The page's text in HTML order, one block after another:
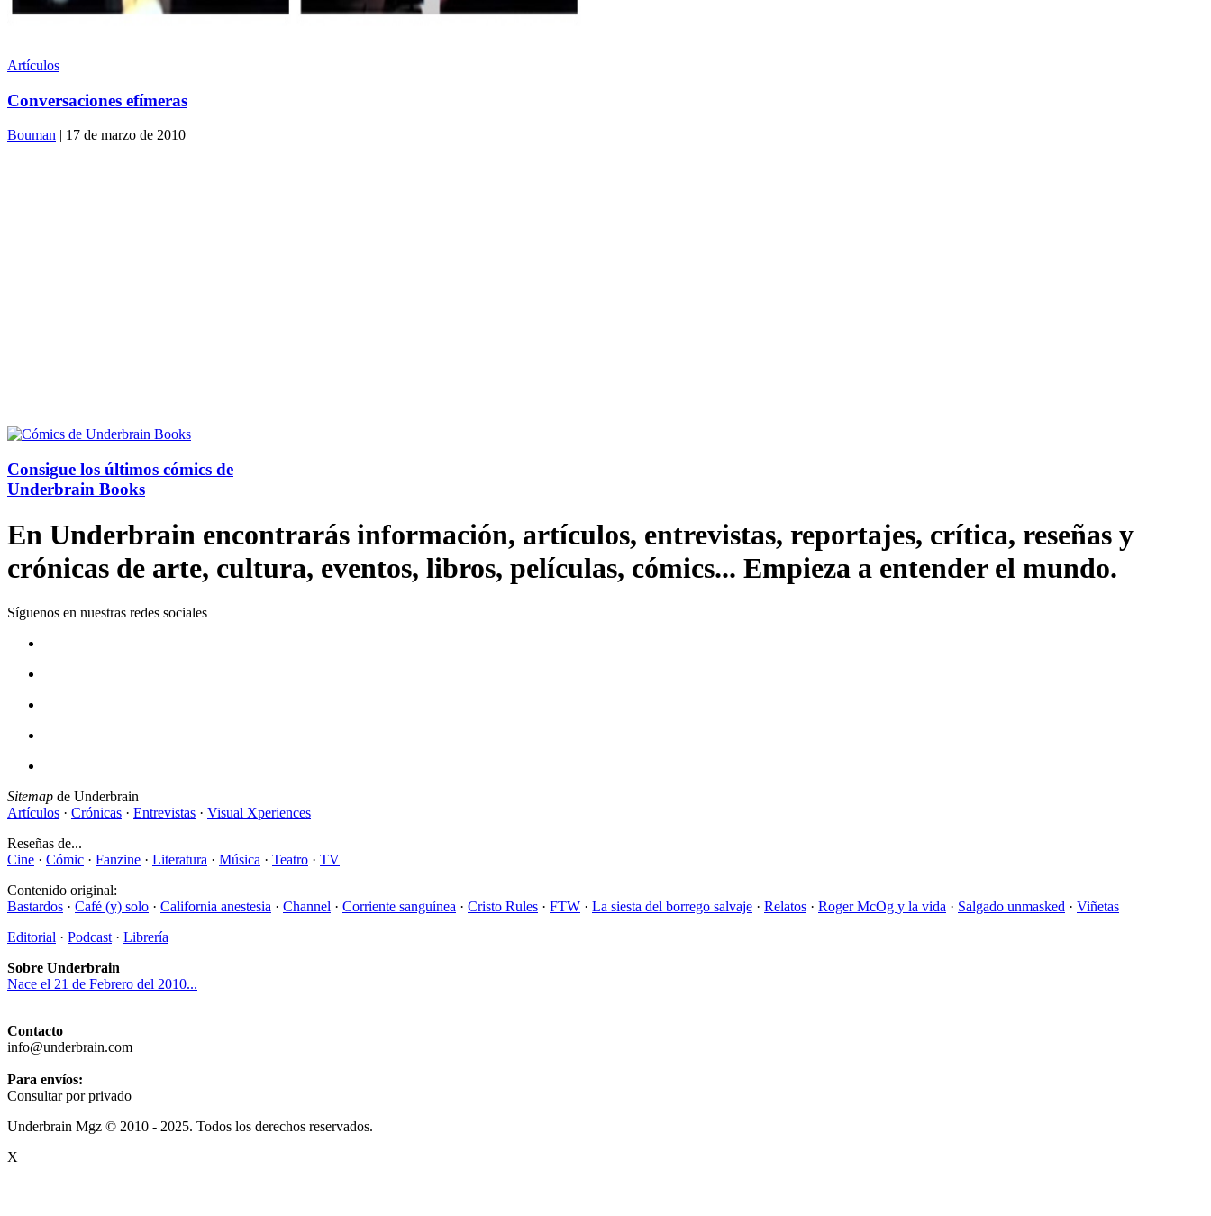
Artículos
Conversaciones efímeras
Bouman | 17 de marzo de 2010
Consigue los últimos cómics de
Underbrain Books
En Underbrain encontrarás información, artículos, entrevistas, reportajes, crítica, reseñas y
crónicas de arte, cultura, eventos, libros, películas, cómics... Empieza a entender el mundo.
Síguenos en nuestras redes sociales
Sitemap de Underbrain
Artículos · Crónicas · Entrevistas · Visual Xperiences
Reseñas de...
Cine · Cómic · Fanzine · Literatura · Música · Teatro · TV
Contenido original:
Bastardos · Café (y) solo · California anestesia · Channel · Corriente sanguínea · Cristo Rules · FTW · La siesta del borrego salvaje · Relatos · Roger McOg y la vida · Salgado unmasked · Viñetas
Editorial · Podcast · Librería
Sobre Underbrain
Nace el 21 de Febrero del 2010...
Contacto
info@underbrain.com
Para envíos:
Consultar por privado
Underbrain Mgz © 2010 - 2025. Todos los derechos reservados.
X